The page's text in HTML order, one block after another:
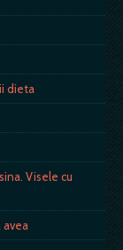
dieta
Visele cu